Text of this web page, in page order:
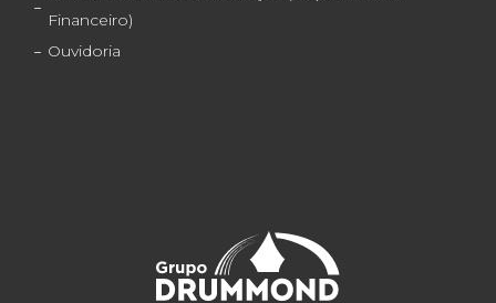
Financeiro)
Ouvidoria